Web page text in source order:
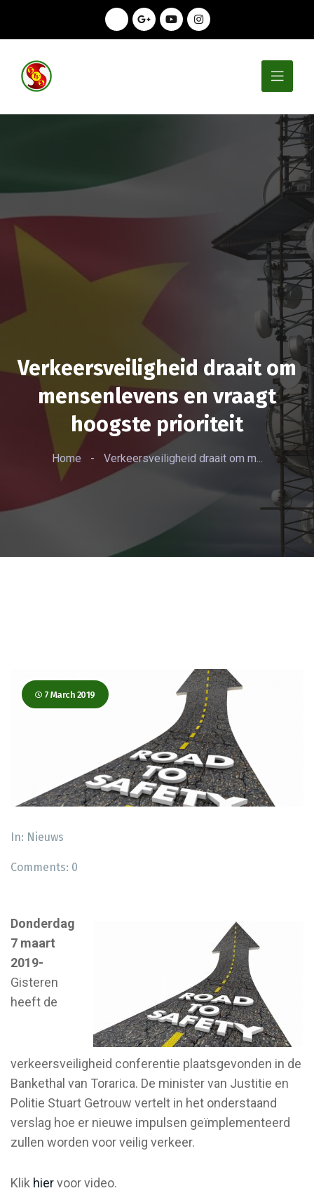
Verkeersveiligheid draait om
mensenlevens en vraagt
hoogste prioriteit
Home - Verkeersveiligheid draait om m...
7 March 2019
In: Nieuws
Comments: 0
Donderdag
7 maart
2019-
Gisteren
heeft de
verkeersveiligheid conferentie plaatsgevonden in de
Bankethal van Torarica. De minister van Justitie en
Politie Stuart Getrouw vertelt in het onderstaand
verslag hoe er nieuwe impulsen geïmplementeerd
zullen worden voor veilig verkeer.
Klik hiervoor video.